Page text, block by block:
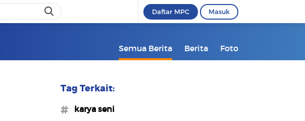
Daftar MPC Masuk
Semua Berita Berita Foto
Tag Terkait:
#karya seni